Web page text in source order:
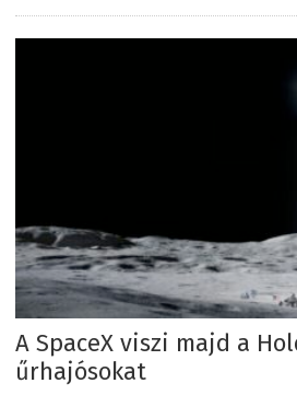
A SpaceX viszi majd a
űrhajósokat